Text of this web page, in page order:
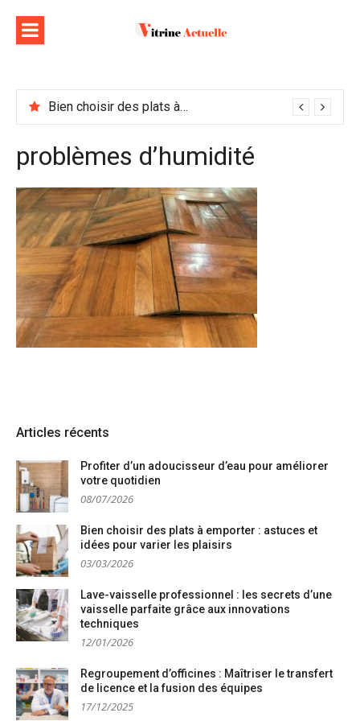
contenu
Bien choisir des plats à emporter : astuces et idées pour varier les plaisirs
problèmes d’humidité
Articles récents
Profiter d’un adoucisseur d’eau pour améliorer
votre quotidien
08/07/2026
Bien choisir des plats à emporter : astuces et
idées pour varier les plaisirs
03/03/2026
Lave-vaisselle professionnel : les secrets d’une
vaisselle parfaite grâce aux innovations
techniques
12/01/2026
Regroupement d’officines : Maîtriser le transfert
de licence et la fusion des équipes
17/12/2025